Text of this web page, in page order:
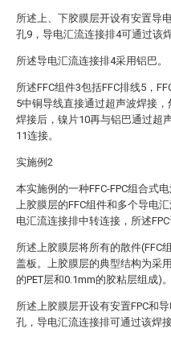
所述上、下胶膜层开设有安置导
孔9，导电汇流连接排4可通过该
所述导电汇流连接排4采用铝巴。
所述FFC组件3包括FFC排线5，
5中铜导线直接通过超声波焊接，
焊接后，镍片10再与铝巴通过超
11连接。
实施例2
本实施例的一种FFC-FPC组合式
上胶膜层的FFC组件和多个导电
电汇流连接排中转连接，所述
所述上胶膜层将所有的散件(FFC
盖板。上胶膜层的典型结构为采
的PET层和0.1mm的胶粘层组成)。
所述上胶膜层开设有安置FPC和
孔，导电汇流连接排可通过该焊